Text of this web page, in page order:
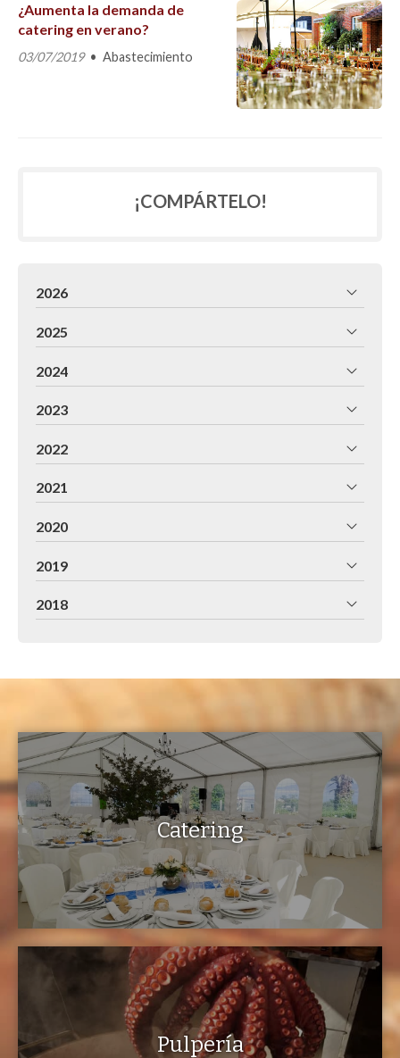
¿Aumenta la demanda de
catering en verano?
03/07/2019 Abastecimiento
¡COMPÁRTELO!
2026
2025
2024
2023
2022
2021
2020
2019
2018
Catering
Pulpería